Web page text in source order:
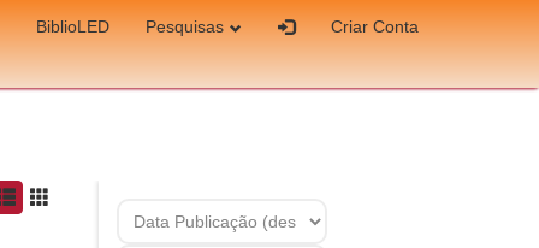
BiblioLED Pesquisas
Criar Conta